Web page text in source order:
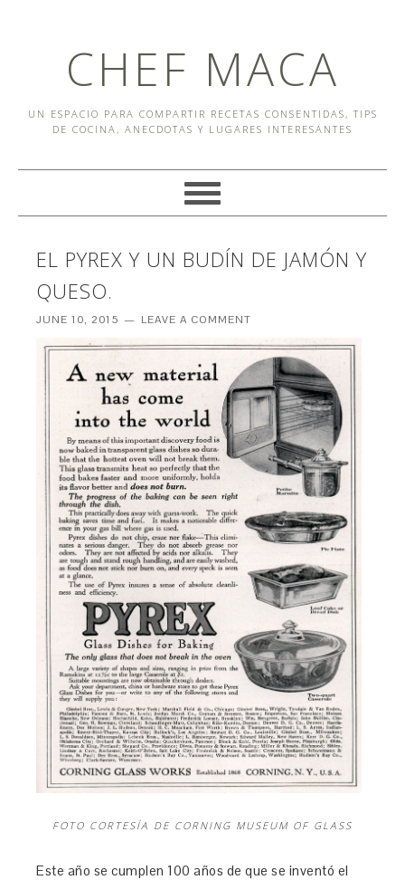
CHEF MACA
UN ESPACIO PARA COMPARTIR RECETAS CONSENTIDAS, TIPS
DE COCINA, ANECDOTAS Y LUGARES INTERESANTES
EL PYREX Y UN BUDÍN DE JAMÓN Y
QUESO.
JUNE 10, 2015 LEAVE A COMMENT
FOTO CORTESÍA DE CORNING MUSEUM OF GLASS
Este año se cumplen 100 años de que se inventó el